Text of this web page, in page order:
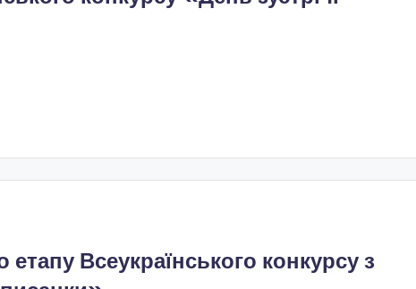
Всеукраїнського конкурсу з